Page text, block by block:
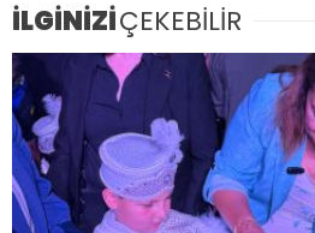
İLGİNİZİÇEKEBİLİR